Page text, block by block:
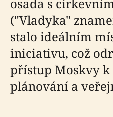
osada s
("Vladyka"
stalo ideálním
iniciativu, což
přístup Moskvy
plánování a